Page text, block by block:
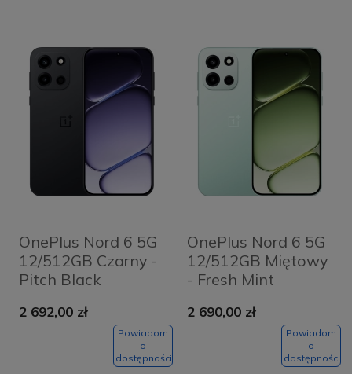
OnePlus Nord 6 5G
12/512GB Czarny -
Pitch Black
2 692,00 zł
Powiadom
o
dostępności
OnePlus Nord 6 5G
12/512GB Miętowy
- Fresh Mint
2 690,00 zł
Powiadom
o
dostępności